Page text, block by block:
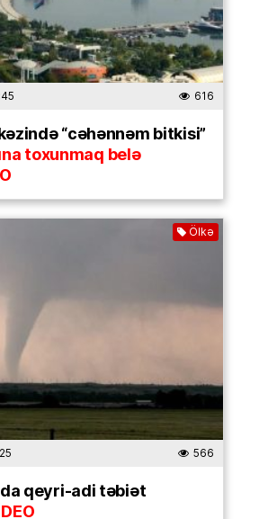
616
“cəhənnəm bitkisi”
toxunmaq belə
Ölkə
566
qeyri-adi təbiət